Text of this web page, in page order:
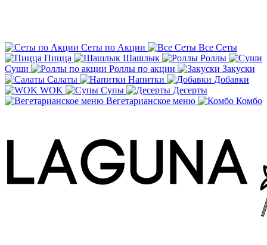
Сеты по Акции
Все Сеты
Пицца
Шашлык
Роллы
Суши
Роллы по акции
Закуски
Салаты
Напитки
Добавки
WOK
Супы
Десерты
Вегетарианское меню
Комбо